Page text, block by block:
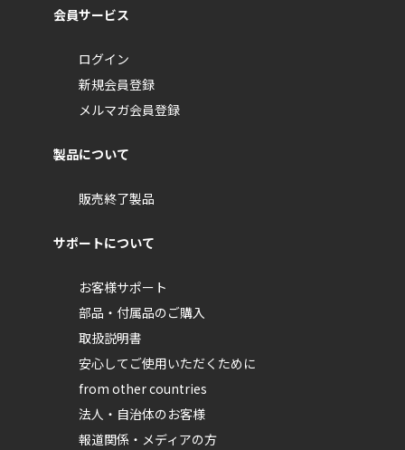
会員サービス
ログイン
新規会員登録
メルマガ会員登録
製品について
販売終了製品
サポートについて
お客様サポート
部品・付属品のご購入
取扱説明書
安心してご使用いただくために
from other countries
法人・自治体のお客様
報道関係・メディアの方